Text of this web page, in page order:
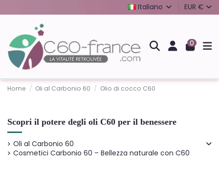
Italiano EUR €
0
Home Oli al Carbonio 60 Olio di cocco C60
Scopri il potere degli oli C60 per il benessere
Oli al Carbonio 60
Cosmetici Carbonio 60 – Bellezza naturale con C60